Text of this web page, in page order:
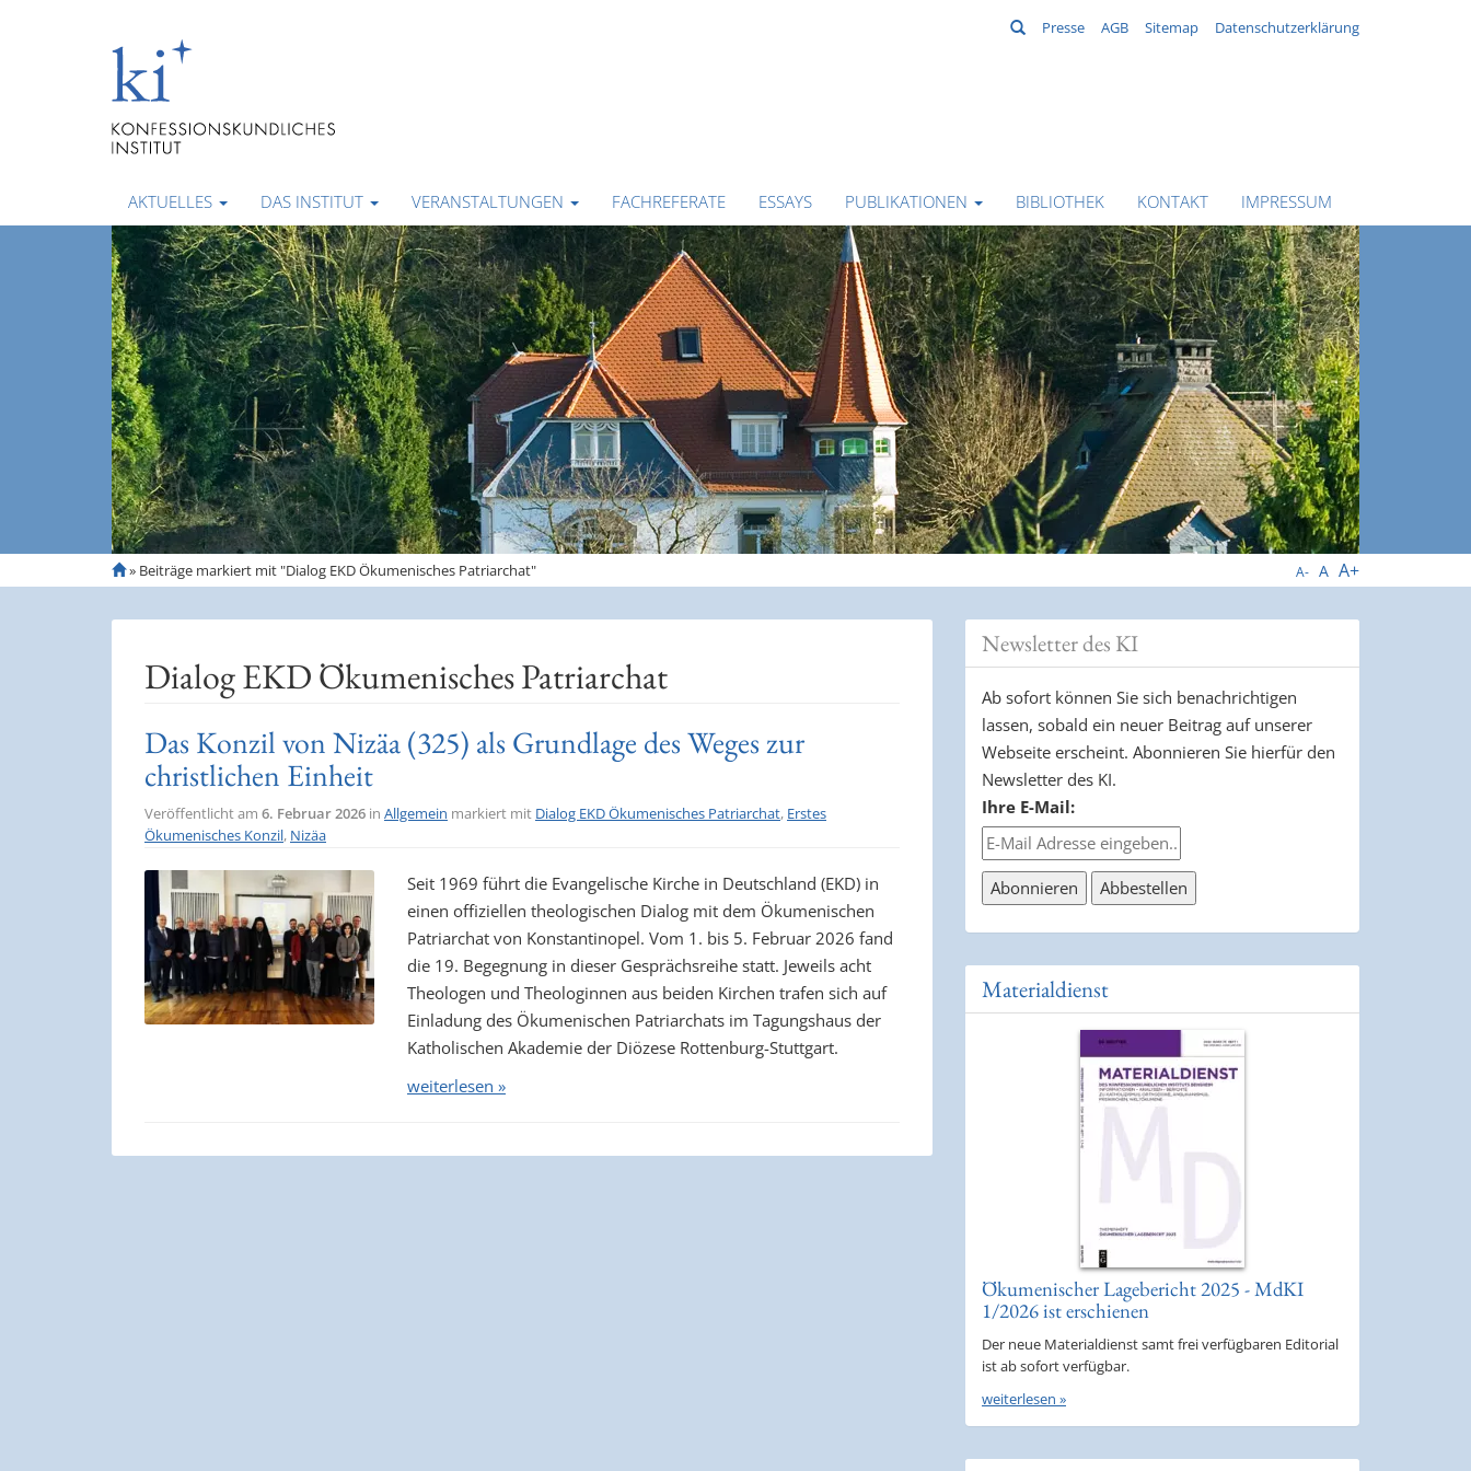
Suchen
Presse AGB Sitemap Datenschutzerklärung
AKTUELLES DAS INSTITUT VERANSTALTUNGEN FACHREFERATE ESSAYS PUBLIKATIONEN BIBLIOTHEK KONTAKT IMPRESSUM
S
t
» Beiträge markiert mit "Dialog EKD Ökumenisches Patriarchat" A- A A+
Dialog EKD Ökumenisches Patriarchat
Das Konzil von Nizäa (325) als Grundlage des Weges zur
christlichen Einheit
Veröffentlicht am 6. Februar 2026 in Allgemein markiert mit Dialog EKD Ökumenisches Patriarchat, Erstes
Ökumenisches Konzil, Nizäa
Seit 1969 führt die Evangelische Kirche in Deutschland (EKD) in
einen offiziellen theologischen Dialog mit dem Ökumenischen
Patriarchat von Konstantinopel. Vom 1. bis 5. Februar 2026 fand
die 19. Begegnung in dieser Gesprächsreihe statt. Jeweils acht
Theologen und Theologinnen aus beiden Kirchen trafen sich auf
Einladung des Ökumenischen Patriarchats im Tagungshaus der
Katholischen Akademie der Diözese Rottenburg-Stuttgart.
weiterlesen »
Newsletter des KI
Ab sofort können Sie sich benachrichtigen
lassen, sobald ein neuer Beitrag auf unserer
Webseite erscheint. Abonnieren Sie hierfür den
Newsletter des KI.
Ihre E-Mail:
Materialdienst
Ökumenischer Lagebericht 2025 - MdKI
1/2026 ist erschienen
Der neue Materialdienst samt frei verfügbaren Editorial
ist ab sofort verfügbar.
weiterlesen »